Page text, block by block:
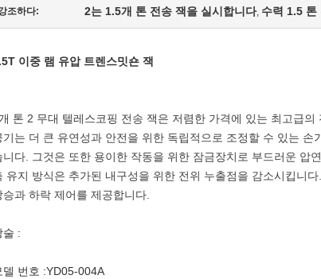
조하다: 2는 1.5개 톤 전송 잭을 실시합니다, 수력 1.5 톤
이중 램 유압 트렌스밋숀 잭
톤 2 무대 텔레스코핑 전송 잭은 저렴한 가격에 있는 최고급
기는 더 큰 유연성과 안전을 위한 독립적으로 조정할 수 있는 손
니다. 그것은 또한 용이한 작동을 위한 잠금장치로 부드러운 압
유지 방식은 추가된 내구성을 위한 전위 누출점을 감소시킵니
승과 하락 제어를 제공합니다.
술 :
델 번호 :YD05-004A